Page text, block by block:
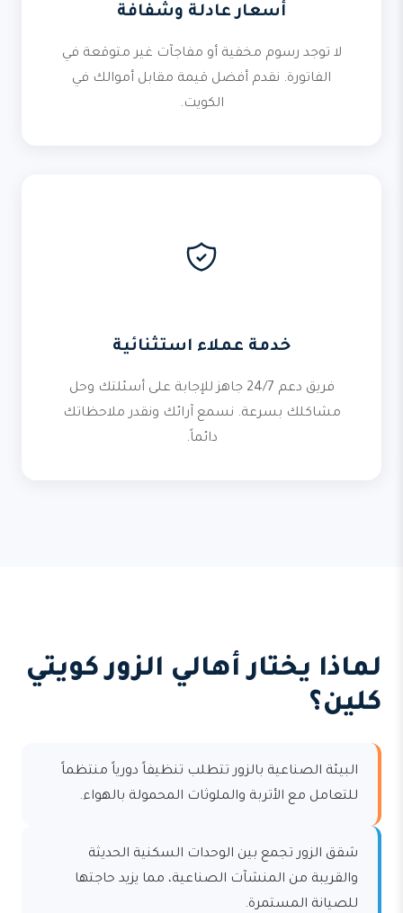
أسعار عادلة وشفافة
لا توجد رسوم مخفية أو مفاجآت غير متوقعة في
الفاتورة. نقدم أفضل قيمة مقابل أموالك في
الكويت.
خدمة عملاء استثنائية
فريق دعم 24/7 جاهز للإجابة على أسئلتك وحل
مشاكلك بسرعة. نسمع آرائك ونقدر ملاحظاتك
دائماً.
لماذا يختار أهالي الزور كويتي
كلين؟
البيئة الصناعية بالزور تتطلب تنظيفاً دورياً منتظماً
للتعامل مع الأتربة والملوثات المحمولة بالهواء.
شقق الزور تجمع بين الوحدات السكنية الحديثة
والقريبة من المنشآت الصناعية، مما يزيد حاجتها
للصيانة المستمرة.